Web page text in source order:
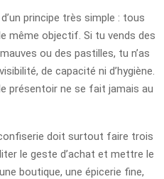
principe très simple : tous
même objectif. Si tu vends des
ou des pastilles, tu n’as
de capacité ni d’hygiène.
présentoir ne se fait jamais au
doit surtout faire trois
le geste d’achat et mettre le
boutique, une épicerie fine,